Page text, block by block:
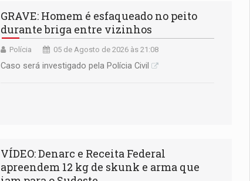
GRAVE: Homem é esfaqueado no peito
durante briga entre vizinhos
Polícia 05 de Agosto de 2026 às 21:08
Caso será investigado pela Polícia Civil
VÍDEO: Denarc e Receita Federal
apreendem 12 kg de skunk e arma que